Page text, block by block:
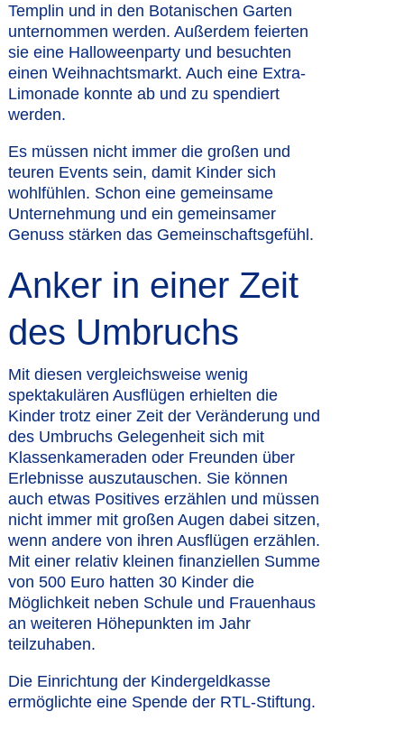
Templin und in den Botanischen Garten
unternommen werden. Außerdem feierten
sie eine Halloweenparty und besuchten
einen Weihnachtsmarkt. Auch eine Extra-
Limonade konnte ab und zu spendiert
werden.
Es müssen nicht immer die großen und
teuren Events sein, damit Kinder sich
wohlfühlen. Schon eine gemeinsame
Unternehmung und ein gemeinsamer
Genuss stärken das Gemeinschaftsgefühl.
Anker in einer Zeit
des Umbruchs
Mit diesen vergleichsweise wenig
spektakulären Ausflügen erhielten die
Kinder trotz einer Zeit der Veränderung und
des Umbruchs Gelegenheit sich mit
Klassenkameraden oder Freunden über
Erlebnisse auszutauschen. Sie können
auch etwas Positives erzählen und müssen
nicht immer mit großen Augen dabei sitzen,
wenn andere von ihren Ausflügen erzählen.
Mit einer relativ kleinen finanziellen Summe
von 500 Euro hatten 30 Kinder die
Möglichkeit neben Schule und Frauenhaus
an weiteren Höhepunkten im Jahr
teilzuhaben.
Die Einrichtung der Kindergeldkasse
ermöglichte eine Spende der RTL-Stiftung.